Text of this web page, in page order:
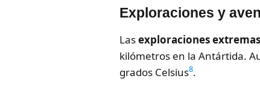
Exploraciones y
Lasexploraciones extremas
kilómetros en la Antártida.
grados Celsius8.